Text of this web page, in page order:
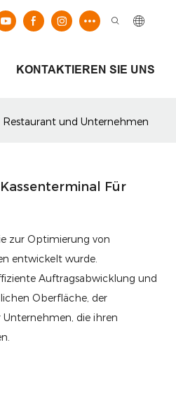
KONTAKTIEREN SIE UNS
und Unternehmen
Für
zur Optimierung von
entwickelt wurde.
Auftragsabwicklung und
Oberfläche, der
Unternehmen, die ihren